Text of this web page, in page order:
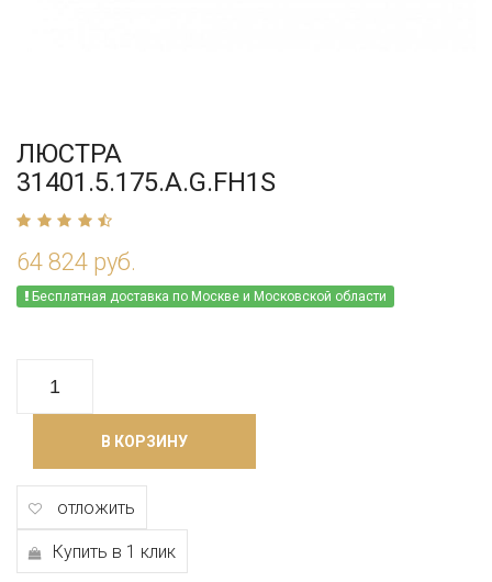
ЛЮСТРА
31401.5.175.A.G.FH1S
64 824 руб.
Бесплатная доставка по Москве и Московской области
В КОРЗИНУ
отложить
Купить в 1 клик